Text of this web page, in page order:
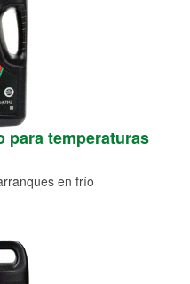
para temperaturas
en frío